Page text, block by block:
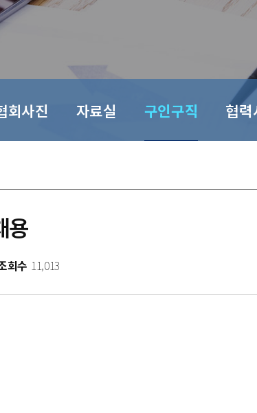
회사진 자료실 구인구직 협
회수 11,013